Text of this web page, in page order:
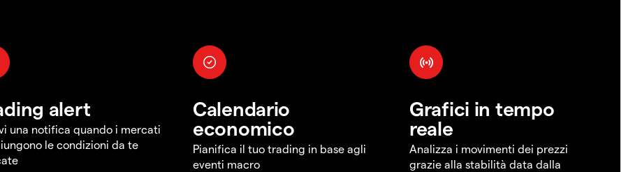
alert
una notifica quando i mercati
le condizioni da te
Calendario
economico
Pianifica il tuo trading in base agli
eventi macro
Grafici in tempo
reale
Analizza i movimenti dei prezzi
grazie alla stabilità data dalla